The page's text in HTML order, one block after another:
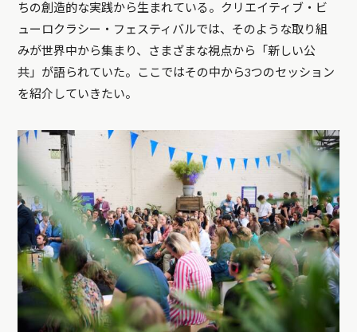
ちの創造的な実践から生まれている。クリエイティブ・ビ
ューロクラシー・フェスティバルでは、そのような取り組
みが世界中から集まり、さまざまな視点から「新しい公
共」が語られていた。ここではその中から3つのセッション
を紹介していきたい。